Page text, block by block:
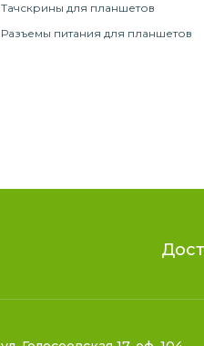
Тачскрины для планшетов
Разъемы питания для планшетов